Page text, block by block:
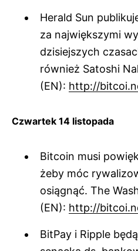
Herald Sun
za największymi
dzisiejszych
również Satoshi
(EN): http://
Czwartek 14 listopada
Bitcoin musi
żeby móc
osiągnąć. The
(EN): http://
BitPay i Ripple